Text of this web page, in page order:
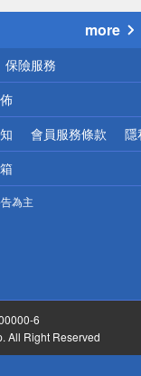
more
保險服務
會員服務條款 隱
為主
6
All Right Reserved